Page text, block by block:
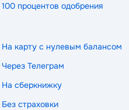
100 процентов одобрения
На карту с нулевым балансом
Через Телеграм
На сберкнижку
Без страховки